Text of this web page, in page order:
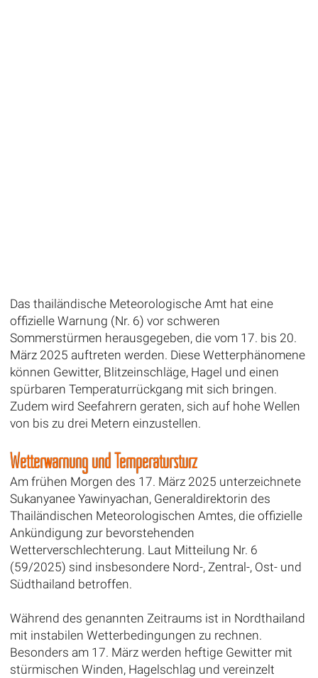
Das thailändische Meteorologische Amt hat eine
offizielle Warnung (Nr. 6) vor schweren
Sommerstürmen herausgegeben, die vom 17. bis 20.
März 2025 auftreten werden. Diese Wetterphänomene
können Gewitter, Blitzeinschläge, Hagel und einen
spürbaren Temperaturrückgang mit sich bringen.
Zudem wird Seefahrern geraten, sich auf hohe Wellen
von bis zu drei Metern einzustellen.
Wetterwarnung und Temperatursturz
Am frühen Morgen des 17. März 2025 unterzeichnete
Sukanyanee Yawinyachan, Generaldirektorin des
Thailändischen Meteorologischen Amtes, die offizielle
Ankündigung zur bevorstehenden
Wetterverschlechterung. Laut Mitteilung Nr. 6
(59/2025) sind insbesondere Nord-, Zentral-, Ost- und
Südthailand betroffen.
Während des genannten Zeitraums ist in Nordthailand
mit instabilen Wetterbedingungen zu rechnen.
Besonders am 17. März werden heftige Gewitter mit
stürmischen Winden, Hagelschlag und vereinzelt